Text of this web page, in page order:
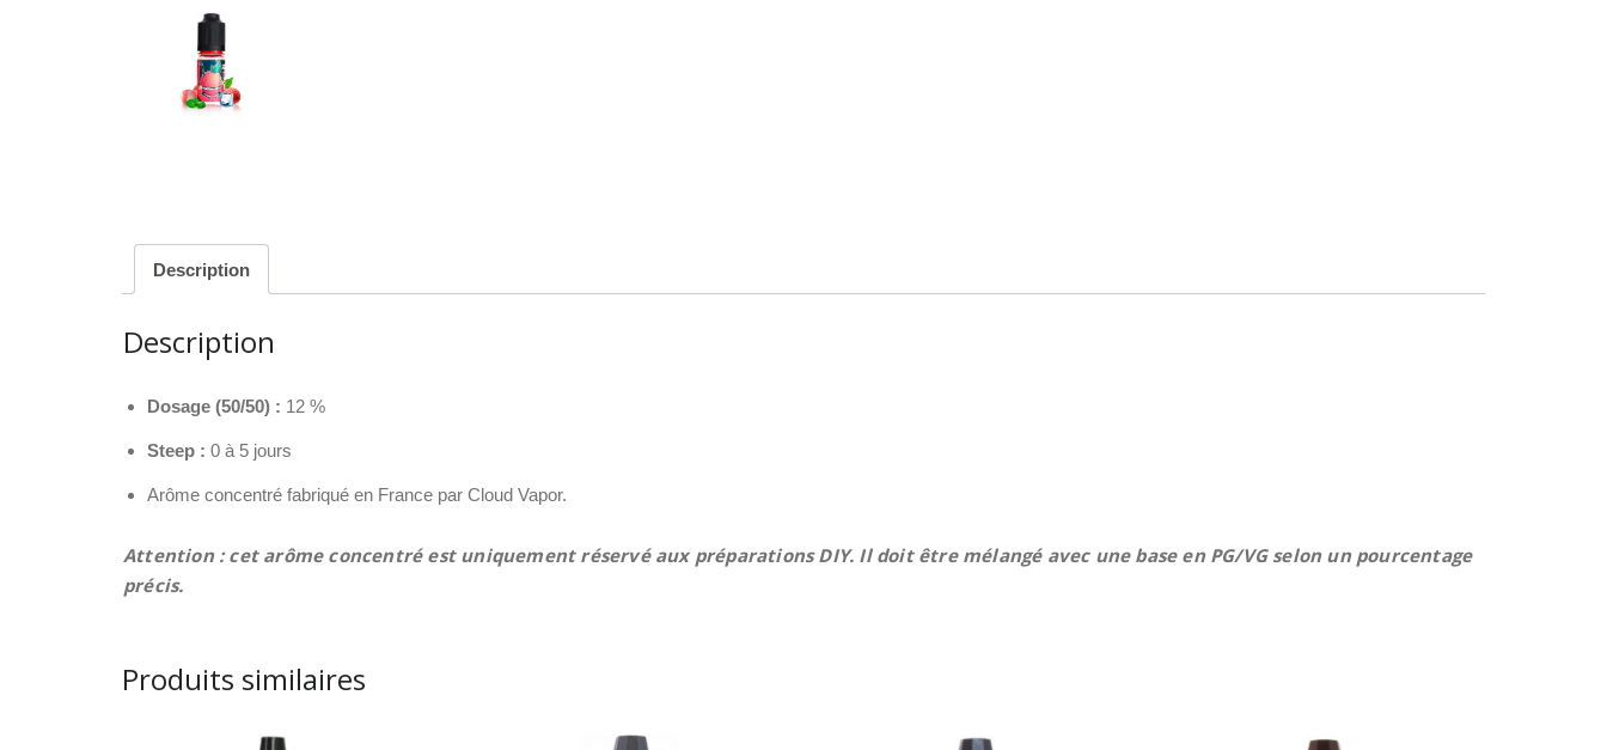
Description
Description
Dosage (50/50) : 12 %
Steep : 0 à 5 jours
Arôme concentré fabriqué en France par Cloud Vapor.
Attention : cet arôme concentré est uniquement réservé aux préparations DIY. Il doit être mélangé avec une base en PG/VG selon un pourcentage
précis.
Produits similaires